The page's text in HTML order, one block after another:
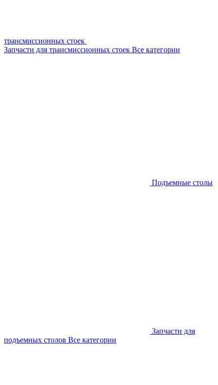
трансмиссионных стоек
Запчасти для трансмиссионных стоек Все категории
Подъемные столы
Запчасти для
подъемных столов Все категории